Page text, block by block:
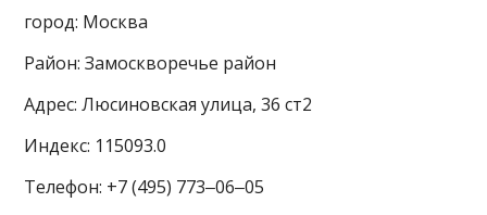
город: Москва
Район: Замоскворечье район
Адрес: Люсиновская улица, 36 ст2
Индекс: 115093.0
Телефон: +7 (495) 773‒06‒05